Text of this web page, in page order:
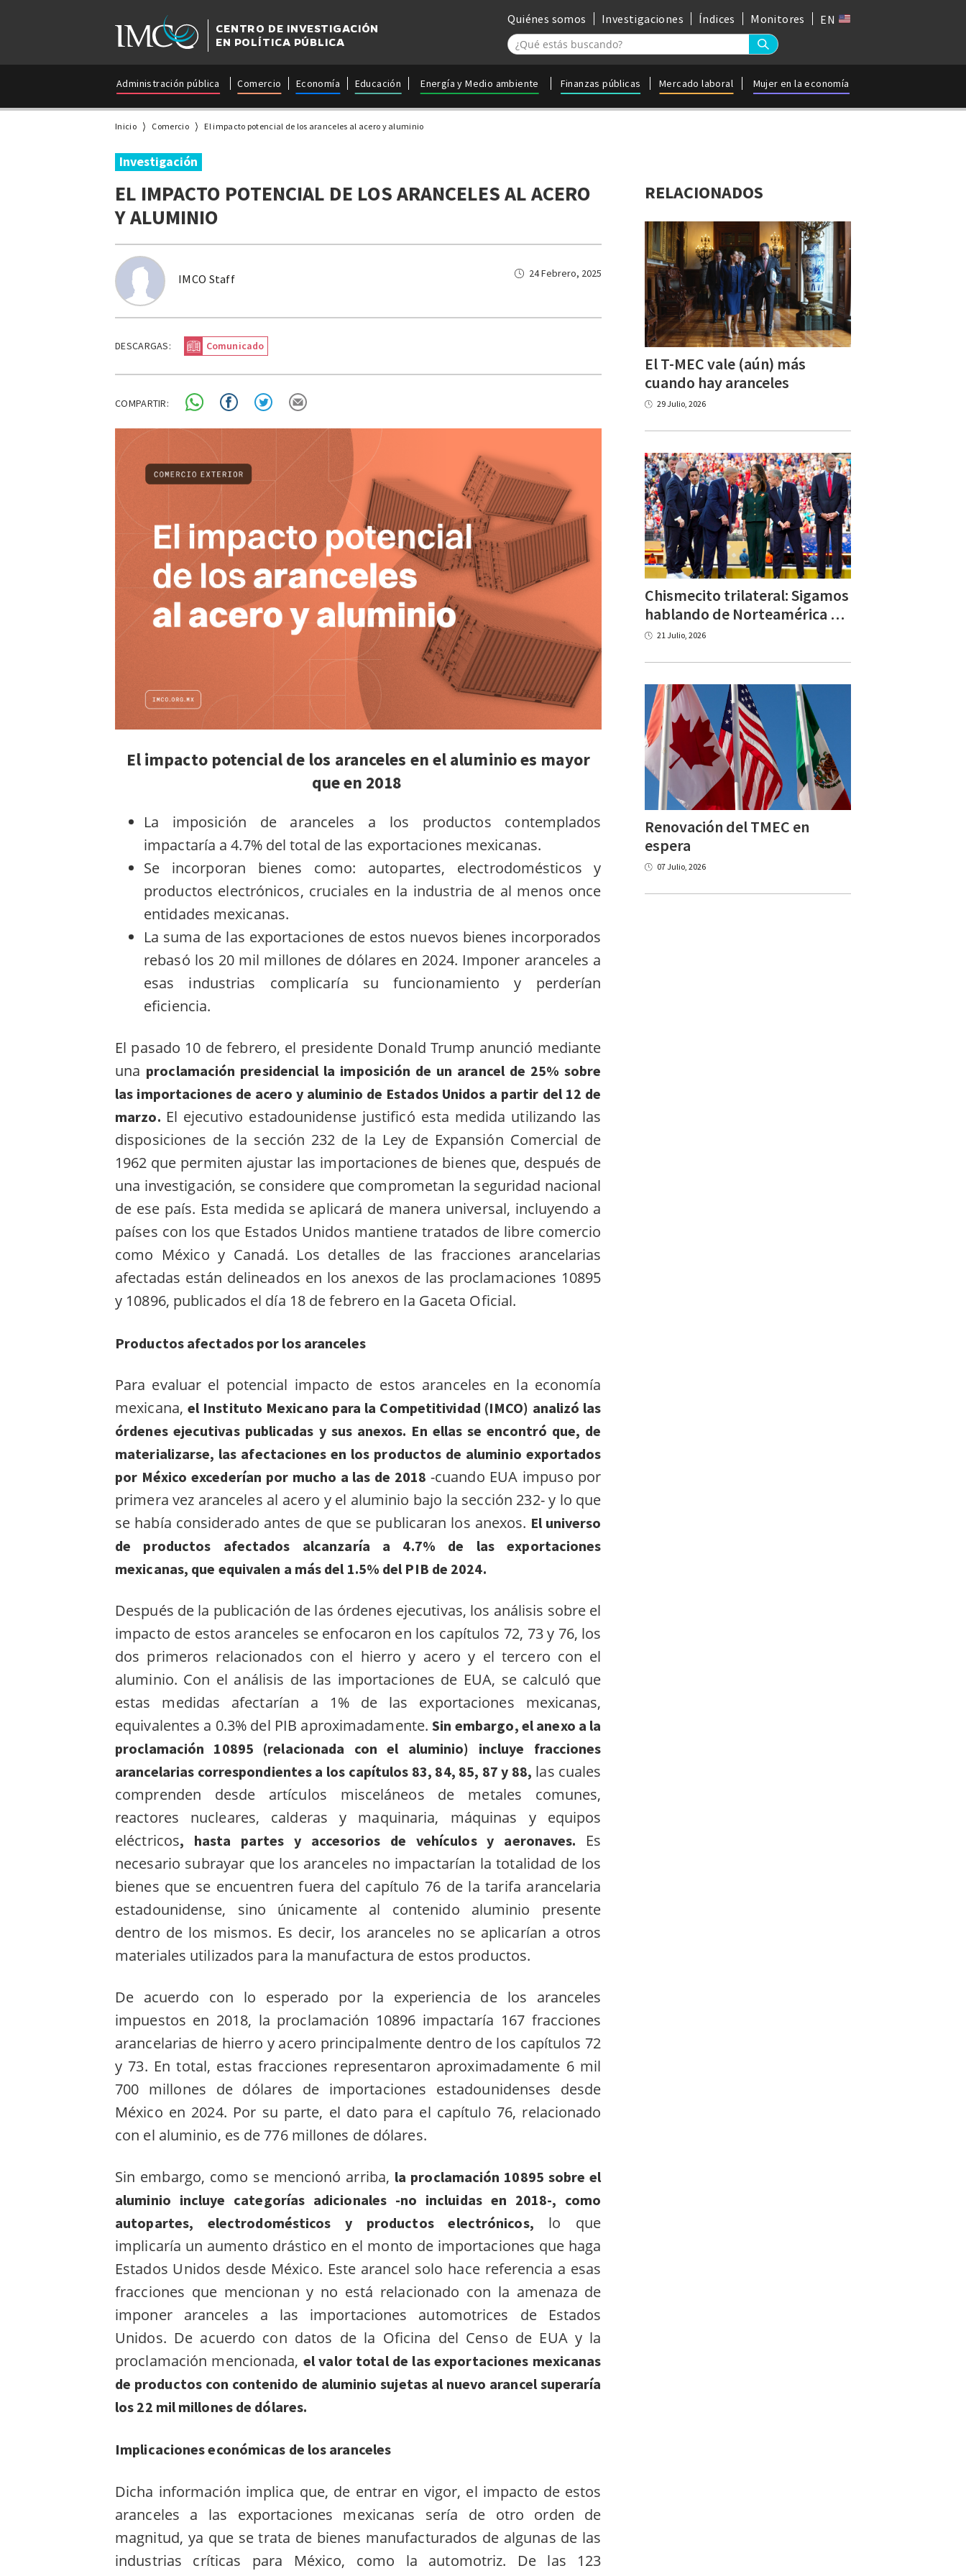
CENTRO DE INVESTIGACIÓN
EN POLÍTICA PÚBLICA
Quiénes somos Investigaciones Índices Monitores EN
Administración pública Comercio Economía Educación Energía y Medio ambiente Finanzas públicas Mercado laboral Mujer en la economía
Inicio Comercio El impacto potencial de los aranceles al acero y aluminio
Investigación
EL IMPACTO POTENCIAL DE LOS ARANCELES AL ACERO
Y ALUMINIO
IMCO Staff 24 Febrero, 2025
DESCARGAS: Comunicado
COMPARTIR:
El impacto potencial de los aranceles en el aluminio es mayor
que en 2018
La imposición de aranceles a los productos contemplados
impactaría a 4.7% del total de las exportaciones mexicanas.
Se incorporan bienes como: autopartes, electrodomésticos y
productos electrónicos, cruciales en la industria de al menos once
entidades mexicanas.
La suma de las exportaciones de estos nuevos bienes incorporados
rebasó los 20 mil millones de dólares en 2024. Imponer aranceles a
esas industrias complicaría su funcionamiento y perderían
eficiencia.
El pasado 10 de febrero, el presidente Donald Trump anunció mediante
una proclamación presidencial la imposición de un arancel de 25% sobre
las importaciones de acero y aluminio de Estados Unidos a partir del 12 de
marzo. El ejecutivo estadounidense justificó esta medida utilizando las
disposiciones de la sección 232 de la Ley de Expansión Comercial de
1962 que permiten ajustar las importaciones de bienes que, después de
una investigación, se considere que comprometan la seguridad nacional
de ese país. Esta medida se aplicará de manera universal, incluyendo a
países con los que Estados Unidos mantiene tratados de libre comercio
como México y Canadá. Los detalles de las fracciones arancelarias
afectadas están delineados en los anexos de las proclamaciones 10895
y 10896, publicados el día 18 de febrero en la Gaceta Oficial.
Productos afectados por los aranceles
Para evaluar el potencial impacto de estos aranceles en la economía
mexicana, el Instituto Mexicano para la Competitividad (IMCO) analizó las
órdenes ejecutivas publicadas y sus anexos. En ellas se encontró que, de
materializarse, las afectaciones en los productos de aluminio exportados
por México excederían por mucho a las de 2018 -cuando EUA impuso por
primera vez aranceles al acero y el aluminio bajo la sección 232- y lo que
se había considerado antes de que se publicaran los anexos. El universo
de productos afectados alcanzaría a 4.7% de las exportaciones
mexicanas, que equivalen a más del 1.5% del PIB de 2024.
Después de la publicación de las órdenes ejecutivas, los análisis sobre el
impacto de estos aranceles se enfocaron en los capítulos 72, 73y 76, los
dos primeros relacionados con el hierro y acero y el tercero con el
aluminio. Con el análisis de las importaciones de EUA, se calculó que
estas medidas afectarían a 1% de las exportaciones mexicanas,
equivalentes a 0.3% del PIB aproximadamente. Sin embargo, el anexo a la
proclamación 10895 (relacionada con el aluminio) incluye fracciones
arancelarias correspondientes a los capítulos 83, 84, 85, 87 y 88, las cuales
comprenden desde artículos misceláneos de metales comunes,
reactores nucleares, calderas y maquinaria, máquinas y equipos
eléctricos, hasta partes y accesorios de vehículos y aeronaves. Es
necesario subrayar que los aranceles no impactarían la totalidad de los
bienes que se encuentren fuera del capítulo 76 de la tarifa arancelaria
estadounidense, sino únicamente al contenido aluminio presente
dentro de los mismos. Es decir, los aranceles no se aplicarían a otros
materiales utilizados para la manufactura de estos productos.
De acuerdo con lo esperado por la experiencia de los aranceles
impuestos en 2018, la proclamación 10896 impactaría 167 fracciones
arancelarias de hierro y acero principalmente dentro de los capítulos 72
y 73. En total, estas fracciones representaron aproximadamente 6 mil
700 millones de dólares de importaciones estadounidenses desde
México en 2024. Por su parte, el dato para el capítulo 76, relacionado
con el aluminio, es de 776 millones de dólares.
Sin embargo, como se mencionó arriba, la proclamación 10895 sobre el
aluminio incluye categorías adicionales -no incluidas en 2018-, como
autopartes, electrodomésticos y productos electrónicos, lo que
implicaría un aumento drástico en el monto de importaciones que haga
Estados Unidos desde México. Este arancel solo hace referencia a esas
fracciones que mencionan y no está relacionado con la amenaza de
imponer aranceles a las importaciones automotrices de Estados
Unidos. De acuerdo con datos de la Oficina del Censo de EUA y la
proclamación mencionada, el valor total de las exportaciones mexicanas
de productos con contenido de aluminio sujetas al nuevo arancel superaría
los 22 mil millones de dólares.
Implicaciones económicas de los aranceles
Dicha información implica que, de entrar en vigor, el impacto de estos
aranceles a las exportaciones mexicanas sería de otro orden de
magnitud, ya que se trata de bienes manufacturados de algunas de las
industrias críticas para México, como la automotriz. De las 123
RELACIONADOS
El T-MEC vale (aún) más
cuando hay aranceles
29 Julio, 2026
Chismecito trilateral: Sigamos
hablando de Norteamérica después del Mundial
21 Julio, 2026
Renovación del TMEC en
espera
07 Julio, 2026